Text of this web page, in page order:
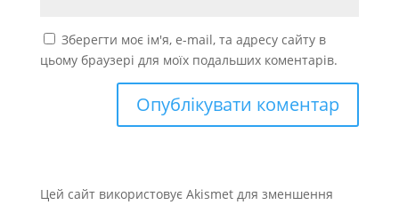
Зберегти моє ім'я, e-mail, та адресу сайту в
цьому браузері для моїх подальших коментарів.
Цей сайт використовує Akismet для зменшення